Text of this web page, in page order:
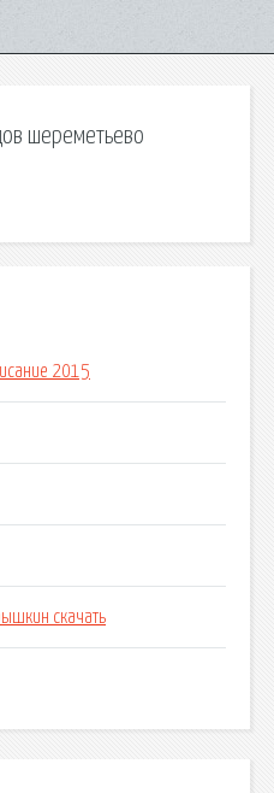
шереметьево
2015
скачать